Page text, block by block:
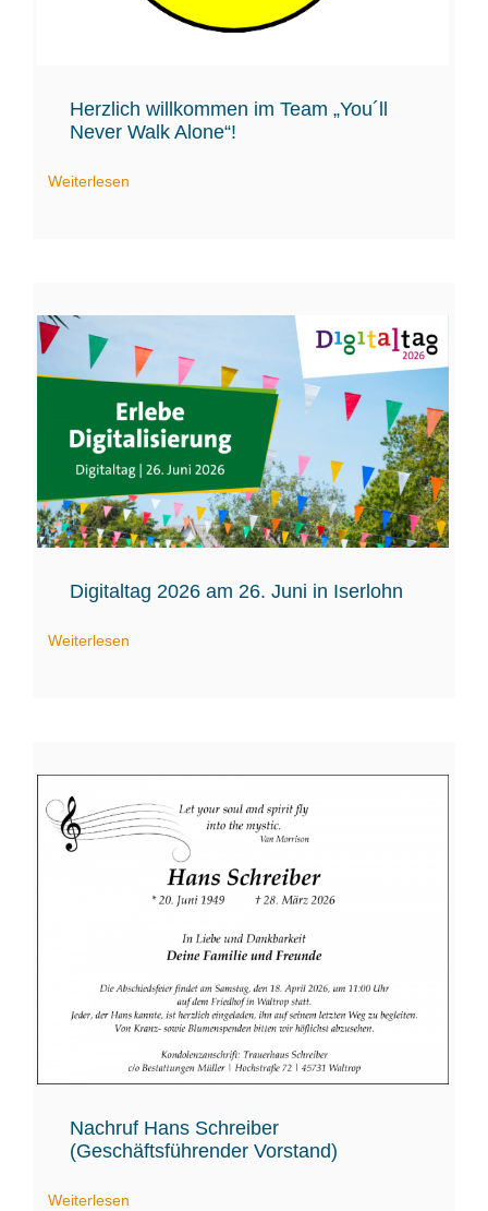
Herzlich willkommen im Team „You´ll
Never Walk Alone“!
Weiterlesen
Digitaltag 2026 am 26. Juni in Iserlohn
Weiterlesen
Nachruf Hans Schreiber
(Geschäftsführender Vorstand)
Weiterlesen